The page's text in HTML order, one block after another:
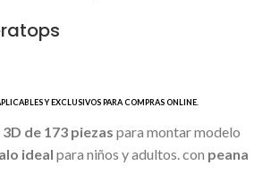
de 173 piezas para montar modelo
ideal para niños y adultos. con peana